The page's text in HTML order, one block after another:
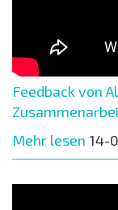
Feedback von
Mehr lesen 14-